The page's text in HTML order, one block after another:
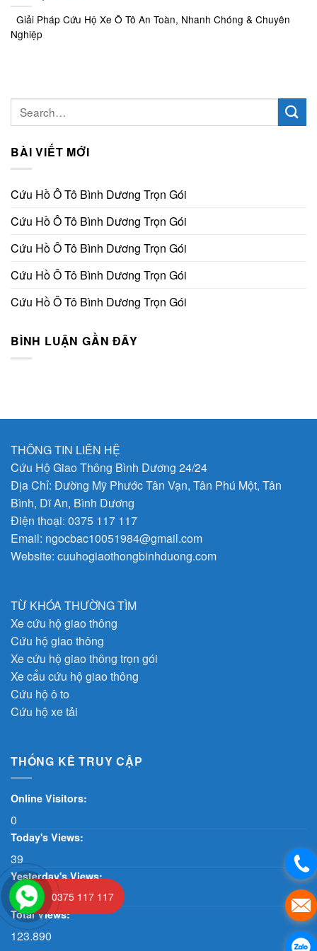
Giải Pháp Cứu Hộ Xe Ô Tô An Toàn, Nhanh Chóng & Chuyên
Nghiệp
BÀI VIẾT MỚI
Cứu Hồ Ô Tô Bình Dương Trọn Gói
Cứu Hồ Ô Tô Bình Dương Trọn Gói
Cứu Hồ Ô Tô Bình Dương Trọn Gói
Cứu Hồ Ô Tô Bình Dương Trọn Gói
Cứu Hồ Ô Tô Bình Dương Trọn Gói
BÌNH LUẬN GẦN ĐÂY
THÔNG TIN LIÊN HỆ
Cứu Hộ Giao Thông Bình Dương 24/24
Địa Chỉ: Đường Mỹ Phước Tân Vạn, Tân Phú Một, Tân
Bình, Dĩ An, Bình Dương
Điện thoại: 0375 117 117
Email: ngocbac10051984@gmail.com
Website: cuuhogiaothongbinhduong.com
TỪ KHÓA THƯỜNG TÌM
Xe cứu hộ giao thông
Cứu hộ giao thông
Xe cứu hộ giao thông trọn gói
Xe cẩu cứu hộ giao thông
Cứu hộ ô to
Cứu hộ xe tải
THỐNG KÊ TRUY CẬP
Online Visitors:
0
Today's Views:
39
Yesterday's Views:
91
Total Views:
123.890
0375 117 117